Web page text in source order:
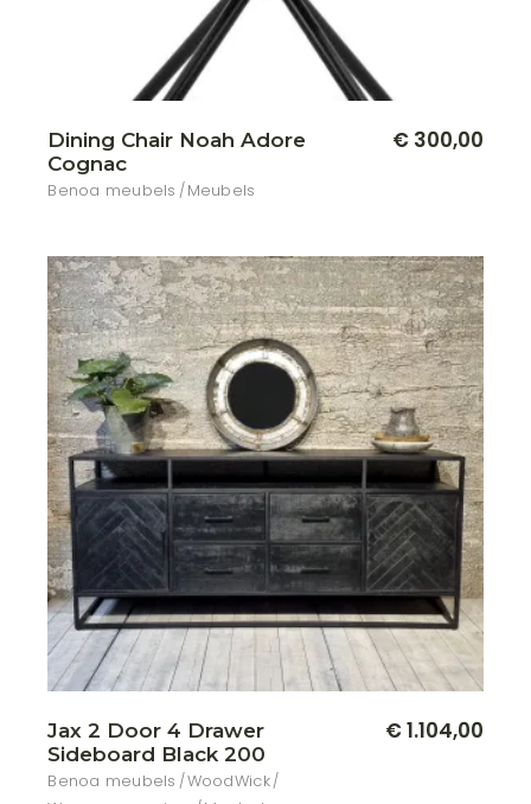
Dining Chair Noah Adore
Cognac
Benoa meubels Meubels
€300,00
Jax 2 Door 4 Drawer
Sideboard Black 200
Benoa meubels WoodWick
€1.104,00